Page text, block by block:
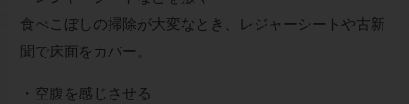
食べこぼしの掃除が大変なとき、レジャーシートや古新
聞で床面をカバー。
・空腹を感じさせる